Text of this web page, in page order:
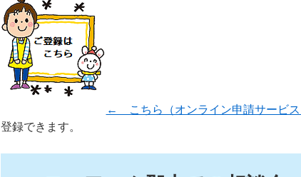
← こちら（オンライン申請サービス
登録できます。